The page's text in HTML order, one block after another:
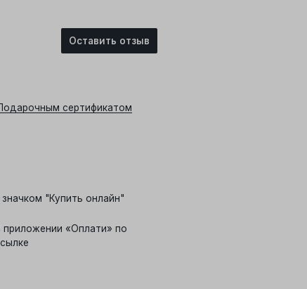
сертификатом
"Купить онлайн"
приложении «Оплати» по
Оставить отзыв